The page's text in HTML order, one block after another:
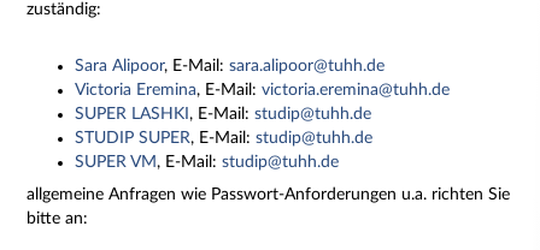
zuständig:
Sara Alipoor, E-Mail:sara.alipoor@tuhh.de
Victoria Eremina, E-Mail:victoria.eremina@tuhh.de
SUPER LASHKI, E-Mail:studip@tuhh.de
STUDIP SUPER, E-Mail:studip@tuhh.de
SUPER VM, E-Mail:studip@tuhh.de
allgemeine Anfragen wie Passwort-Anforderungen u.a. richten Sie
bitte an: